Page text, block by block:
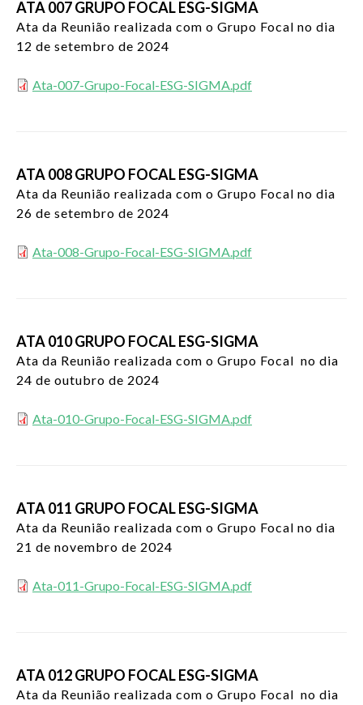
ATA 007 GRUPO FOCAL ESG-SIGMA
Ata da Reunião realizada com o Grupo Focal no dia
12 de setembro de 2024
Ata-007-Grupo-Focal-ESG-SIGMA.pdf
ATA 008 GRUPO FOCAL ESG-SIGMA
Ata da Reunião realizada com o Grupo Focal no dia
26 de setembro de 2024
Ata-008-Grupo-Focal-ESG-SIGMA.pdf
ATA 010 GRUPO FOCAL ESG-SIGMA
Ata da Reunião realizada com o Grupo Focal no dia
24 de outubro de 2024
Ata-010-Grupo-Focal-ESG-SIGMA.pdf
ATA 011 GRUPO FOCAL ESG-SIGMA
Ata da Reunião realizada com o Grupo Focal no dia
21 de novembro de 2024
Ata-011-Grupo-Focal-ESG-SIGMA.pdf
ATA 012 GRUPO FOCAL ESG-SIGMA
Ata da Reunião realizada com o Grupo Focal no dia